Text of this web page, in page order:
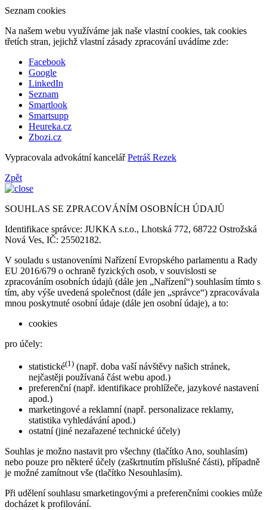
Seznam cookies
Na našem webu využíváme jak naše vlastní cookies, tak cookies
třetích stran, jejichž vlastní zásady zpracování uvádíme zde:
Facebook
Google
LinkedIn
Seznam
Smartlook
Smartsupp
Heureka.cz
Zbozi.cz
Vypracovala advokátní kancelářPetráš Rezek
Zpět
SOUHLAS SE ZPRACOVÁNÍM OSOBNÍCH ÚDAJŮ
Identifikace správce: JUKKA s.r.o., Lhotská 772, 68722 Ostrožská
Nová Ves, IČ: 25502182.
V souladu s ustanoveními Nařízení Evropského parlamentu a Rady
EU 2016/679 o ochraně fyzických osob, v souvislosti se
zpracováním osobních údajů (dále jen „Nařízení“) souhlasím tímto s
tím, aby výše uvedená společnost (dále jen „správce“) zpracovávala
mnou poskytnuté osobní údaje (dále jen osobní údaje), a to:
cookies
pro účely:
statistické(1) (např. doba vaší návštěvy našich stránek,
nejčastěji používaná část webu apod.)
preferenční (např. identifikace prohlížeče, jazykové nastavení
apod.)
marketingové a reklamní (např. personalizace reklamy,
statistika vyhledávání apod.)
ostatní (jiné nezařazené technické účely)
Souhlas je možno nastavit pro všechny (tlačítko Ano, souhlasím)
nebo pouze pro některé účely (zaškrtnutím příslušné části), případně
je možné zamítnout vše (tlačítko Nesouhlasím).
Při udělení souhlasu smarketingovými a preferenčními cookies může
docházet k profilování.